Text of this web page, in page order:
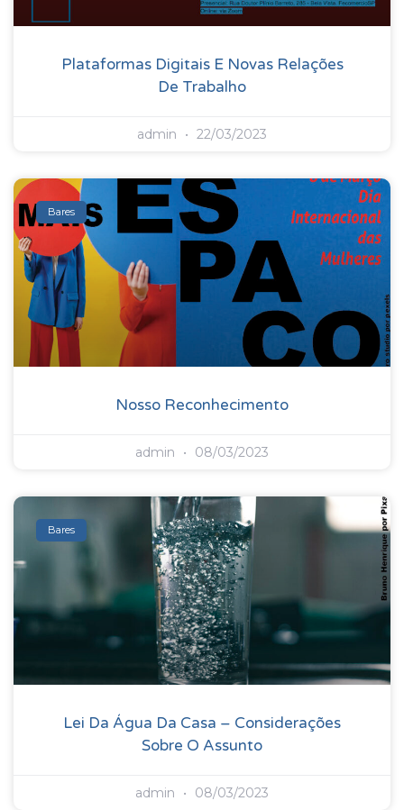
Plataformas Digitais E Novas Relações
De Trabalho
admin 22/03/2023
Bares
Nosso Reconhecimento
admin 08/03/2023
Bares
Lei Da Água Da Casa – Considerações
Sobre O Assunto
admin 08/03/2023